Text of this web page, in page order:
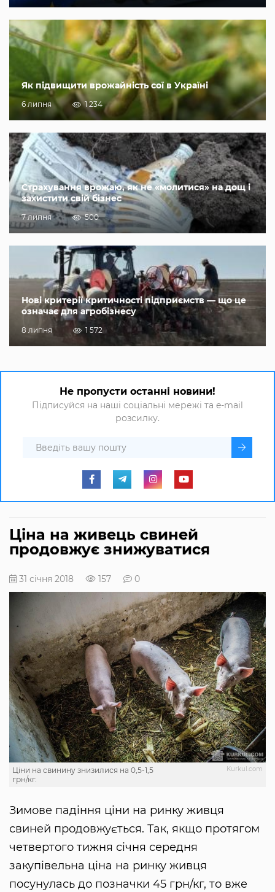
Як підвищити врожайність сої в Україні
6 липня 1 234
Страхування врожаю, як не «молитися» на дощ і
захистити свій бізнес
7 липня 500
Нові критерії критичності підприємств — що це
означає для агробізнесу
8 липня 1 572
Не пропусти останні новини!
Підписуйся на наші соціальні мережі та e-mail
розсилку.
Ціна на живець свиней
продовжує знижуватися
31 січня 2018 157 0
Kurkul.com
Ціни на свинину знизилися на 0,5-1,5
грн/кг.
Зимове падіння ціни на ринку живця
свиней продовжується. Так, якщо протягом
четвертого тижня січня середня
закупівельна ціна на ринку живця
посунулась до позначки 45 грн/кг, то вже